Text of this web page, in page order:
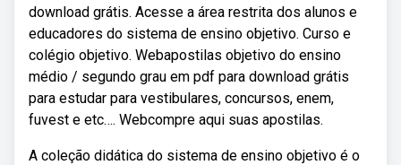
download grátis. Acesse a área restrita dos alunos e
educadores do sistema de ensino objetivo. Curso e
colégio objetivo. Webapostilas objetivo do ensino
médio / segundo grau em pdf para download grátis
para estudar para vestibulares, concursos, enem,
fuvest e etc…. Webcompre aqui suas apostilas.
A coleção didática do sistema de ensino objetivo é o